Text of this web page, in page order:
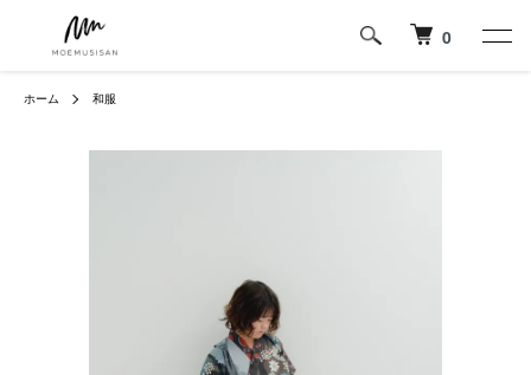
0
ホーム 和服